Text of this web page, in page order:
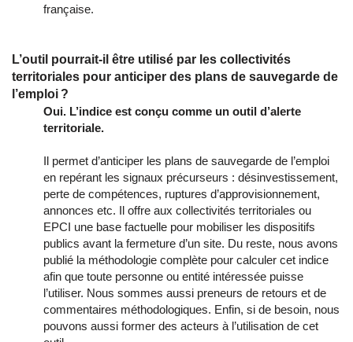
française.
L’outil pourrait-il être utilisé par les collectivités
territoriales pour anticiper des plans de sauvegarde de
l’emploi ?
Oui. L’indice est conçu comme un outil d’alerte
territoriale.
Il permet d’anticiper les plans de sauvegarde de l’emploi
en repérant les signaux précurseurs : désinvestissement,
perte de compétences, ruptures d’approvisionnement,
annonces etc. Il offre aux collectivités territoriales ou
EPCI une base factuelle pour mobiliser les dispositifs
publics avant la fermeture d’un site. Du reste, nous avons
publié la méthodologie complète pour calculer cet indice
afin que toute personne ou entité intéressée puisse
l’utiliser. Nous sommes aussi preneurs de retours et de
commentaires méthodologiques. Enfin, si de besoin, nous
pouvons aussi former des acteurs à l’utilisation de cet